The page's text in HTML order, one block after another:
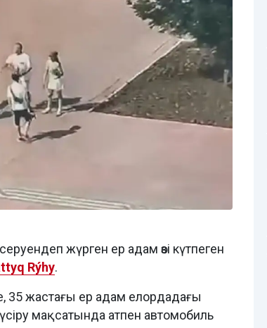
жүрген ер адам өзі күтпеген
Rýhy.
35 жастағы ер адам елордадағы
мақсатында атпен автомобиль